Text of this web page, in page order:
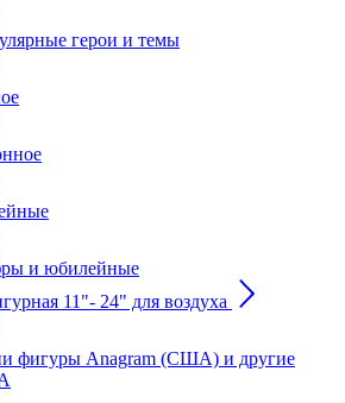
герои и темы
и юбилейные
11"- 24" для воздуха
фигуры Anagram (США) и другие